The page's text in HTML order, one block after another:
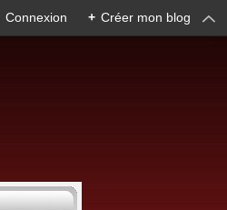
Connexion + Créer mon blog